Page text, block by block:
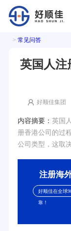
> 常见问答
英国人注
好顺佳集团
内容摘要： 英国
册香港公司的过
公司类型，这取
注册海
好顺佳在全球
靠！